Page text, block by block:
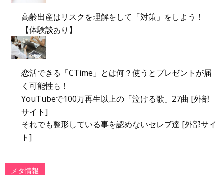
高齢出産はリスクを理解をして「対策」をしよう！
【体験談あり】
恋活できる「CTime」とは何？使うとプレゼントが届
く可能性も！
YouTubeで100万再生以上の「泣ける歌」27曲 [外部
サイト]
それでも整形している事を認めないセレブ達 [外部サイ
ト]
メタ情報